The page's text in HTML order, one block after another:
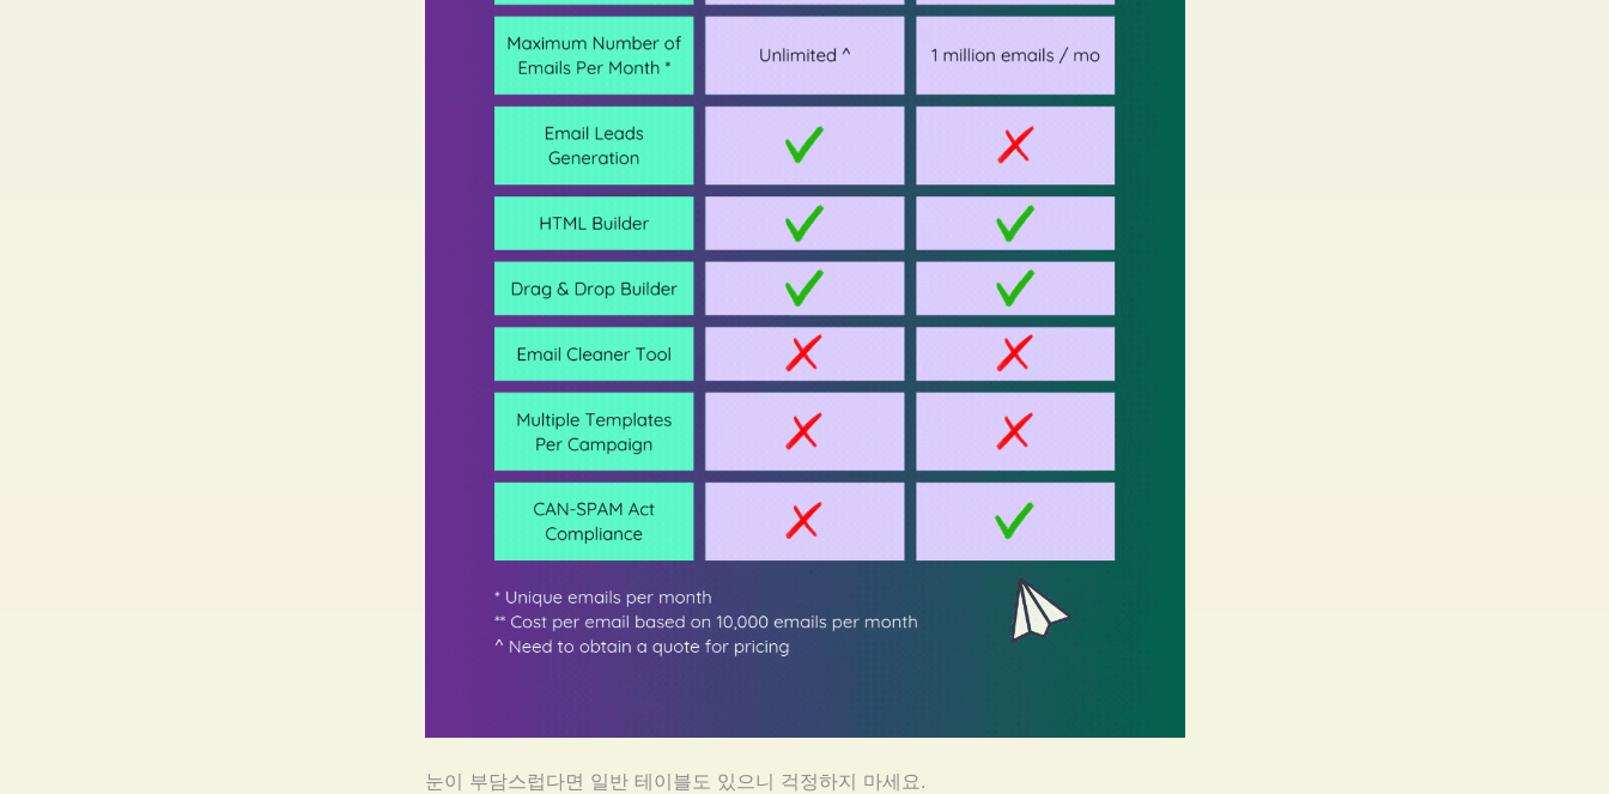
눈이 부담스럽다면 일반 테이블도 있으니 걱정하지 마세요.